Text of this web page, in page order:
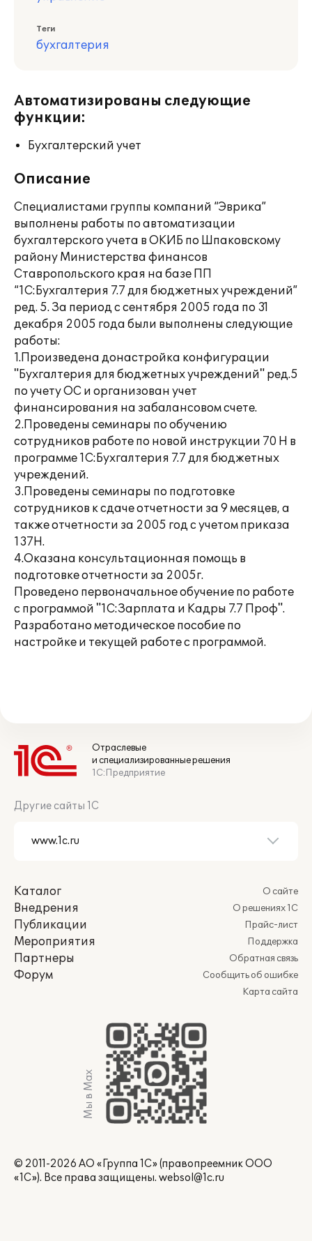
Теги
бухгалтерия
Автоматизированы следующие
функции:
Бухгалтерский учет
Описание
Специалистами группы компаний “Эврика”
выполнены работы по автоматизации
бухгалтерского учета в ОКИБ по Шпаковскому
району Министерства финансов
Ставропольского края на базе ПП
“1С:Бухгалтерия 7.7 для бюджетных учреждений”
ред. 5. За период с сентября 2005 года по 31
декабря 2005 года были выполнены следующие
работы:
1.Произведена донастройка конфигурации
"Бухгалтерия для бюджетных учреждений" ред.5
по учету ОС и организован учет
финансирования на забалансовом счете.
2.Проведены семинары по обучению
сотрудников работе по новой инструкции 70 Н в
программе 1С:Бухгалтерия 7.7 для бюджетных
учреждений.
3.Проведены семинары по подготовке
сотрудников к сдаче отчетности за 9 месяцев, а
также отчетности за 2005 год с учетом приказа
137Н.
4.Оказана консультационная помощь в
подготовке отчетности за 2005г.
Проведено первоначальное обучение по работе
с программой "1С:Зарплата и Кадры 7.7 Проф".
Разработано методическое пособие по
настройке и текущей работе с программой.
Отраслевые
и специализированные решения
1С:Предприятие
Другие сайты 1С
Каталог
Внедрения
Публикации
Мероприятия
Партнеры
Форум
О сайте
О решениях 1С
Прайс-лист
Поддержка
Обратная связь
Сообщить об ошибке
Карта сайта
Мы в Max
© 2011-2026 АО «Группа 1С» (правопреемник ООО
«1С»). Все права защищены. websol@1c.ru